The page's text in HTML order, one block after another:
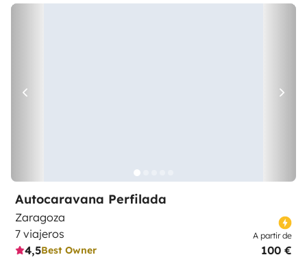
Autocaravana Perfilada
Zaragoza
7 viajeros
4,5Best Owner
A partir de
100 €